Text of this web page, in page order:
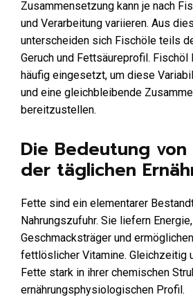
Zusammensetzung kann je nach
und Verarbeitung variieren. Aus
unterscheiden sich Fischöle teils
Geruch und Fettsäureprofil. Fischöl
häufig eingesetzt, um diese
und eine gleichbleibende
bereitzustellen.
Die Bedeutung
der täglichen
Fette sind ein elementarer
Nahrungszufuhr. Sie liefern
Geschmacksträger und
fettlöslicher Vitamine. Gleichzeitig
Fette stark in ihrer chemischen
ernährungsphysiologischen Profil.